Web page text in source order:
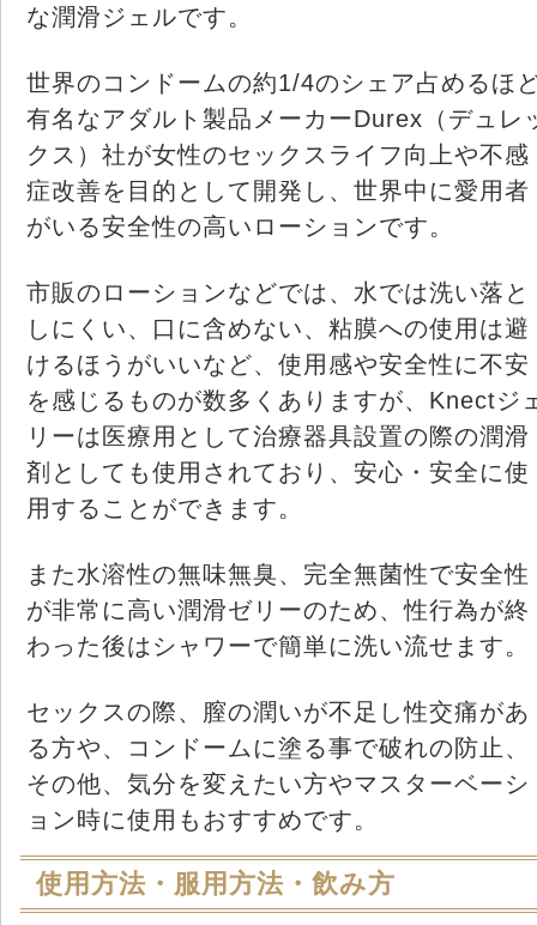
な潤滑ジェルです。
世界のコンドームの約1/4のシェア占めるほ
有名なアダルト製品メーカーDurex（デュレ
クス）社が女性のセックスライフ向上や不感
症改善を目的として開発し、世界中に愛用者
がいる安全性の高いローションです。
市販のローションなどでは、水では洗い落と
しにくい、口に含めない、粘膜への使用は避
けるほうがいいなど、使用感や安全性に不安
を感じるものが数多くありますが、Knectジ
リーは医療用として治療器具設置の際の潤滑
剤としても使用されており、安心・安全に使
用することができます。
また水溶性の無味無臭、完全無菌性で安全性
が非常に高い潤滑ゼリーのため、性行為が終
わった後はシャワーで簡単に洗い流せます。
セックスの際、膣の潤いが不足し性交痛があ
る方や、コンドームに塗る事で破れの防止、
その他、気分を変えたい方やマスターベーシ
ョン時に使用もおすすめです。
使用方法・服用方法・飲み方